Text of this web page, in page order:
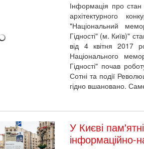
Інформація про стан
архітектурного
"Національний
Гідності" (м. Київ)"
від 4 квітня 2017
Національного
Гідності" почав
Сотні та події
гідно вшановано.
У Києві
інформаційно-